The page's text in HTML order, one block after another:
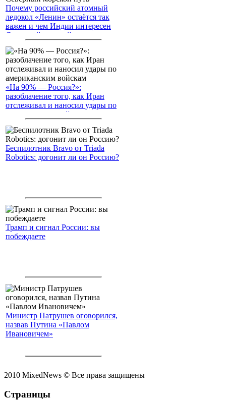
Почему российский атомный
ледокол «Ленин» остаётся так
важен и чем Индии интересен
Северный морской путь
«На 90% — Россия?»:
разоблачение того, как Иран
отслеживал и наносил удары по
американским войскам
Беспилотник Bravo от Triada
Robotics: догонит ли он Россию?
Трамп и сигнал России: вы
побеждаете
Министр Патрушев оговорился,
назвав Путина «Павлом
Ивановичем»
2010 MixedNews © Все права защищены
Страницы